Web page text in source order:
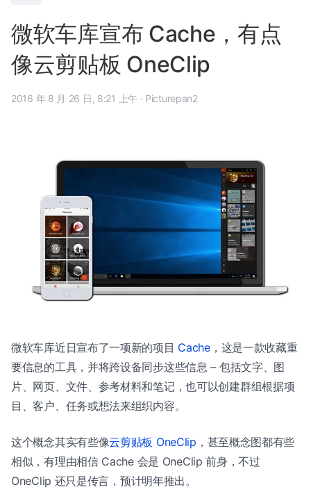
微软车库宣布 Cache，有点
像云剪贴板 OneClip
2016 年 8 月 26 日, 8:21 上午 · Picturepan2
微软车库近日宣布了一项新的项目 Cache，这是一款收藏重
要信息的工具，并将跨设备同步这些信息 – 包括文字、图
片、网页、文件、参考材料和笔记，也可以创建群组根据项
目、客户、任务或想法来组织内容。
这个概念其实有些像云剪贴板 OneClip ，甚至概念图都有些
相似，有理由相信 Cache 会是 OneClip 前身，不过
OneClip 还只是传言，预计明年推出。